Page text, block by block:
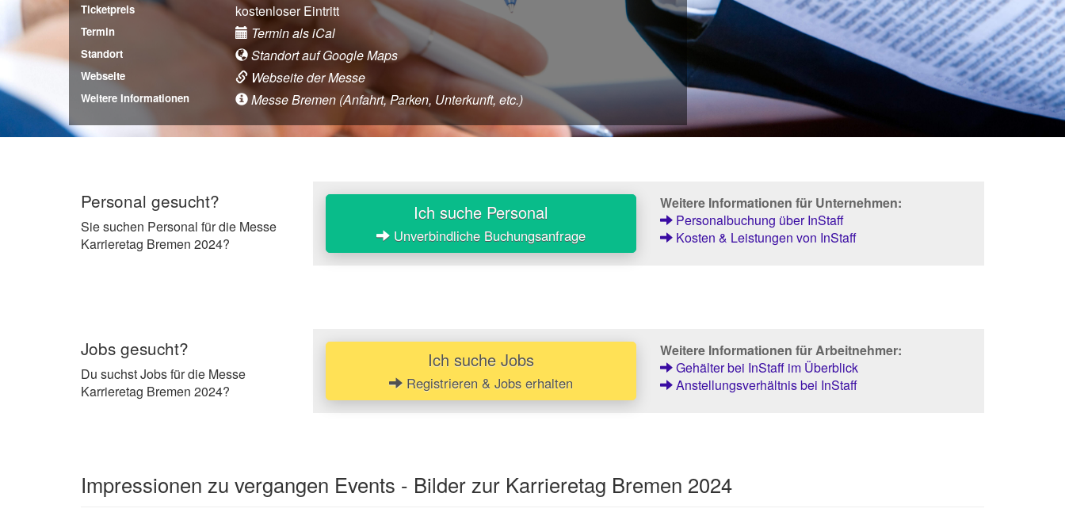
Ticketpreis kostenloser Eintritt
Termin Termin als iCal
Standort Standort auf Google Maps
Webseite Webseite der Messe
Weitere Informationen Messe Bremen (Anfahrt, Parken, Unterkunft, etc.)
Personal gesucht?
Sie suchen Personal für die Messe
Karrieretag Bremen 2024?
Ich suche Personal
Unverbindliche Buchungsanfrage
Weitere Informationen für Unternehmen:
Personalbuchung über InStaff
Kosten & Leistungen von InStaff
Jobs gesucht?
Du suchst Jobs für die Messe
Karrieretag Bremen 2024?
Ich suche Jobs
Registrieren & Jobs erhalten
Weitere Informationen für Arbeitnehmer:
Gehälter bei InStaff im Überblick
Anstellungsverhältnis bei InStaff
Impressionen zu vergangen Events - Bilder zur Karrieretag Bremen 2024